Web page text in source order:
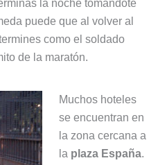
la noche tomándote
puede que al volver al
como el soldado
de la maratón.
Muchos hoteles
se encuentran en
la zona cercana a
la plaza España.